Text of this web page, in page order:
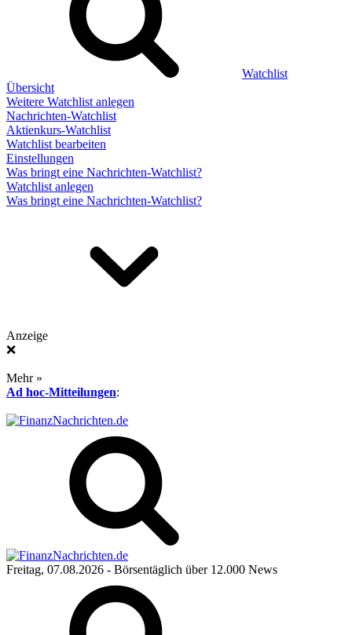
Watchlist
Übersicht
Weitere Watchlist anlegen
Nachrichten-Watchlist
Aktienkurs-Watchlist
Watchlist bearbeiten
Einstellungen
Was bringt eine Nachrichten-Watchlist?
Watchlist anlegen
Was bringt eine Nachrichten-Watchlist?
Anzeige
❌
Mehr »
Ad hoc-Mitteilungen:
Freitag, 07.08.2026 - Börsentäglich über 12.000 News